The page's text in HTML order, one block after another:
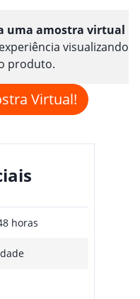
uma amostra virtual
visualizando
produto.
Virtual!
horas